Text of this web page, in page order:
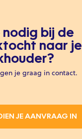
nodig bij de
naar je
je graag in contact.
JE AANVRAAG IN